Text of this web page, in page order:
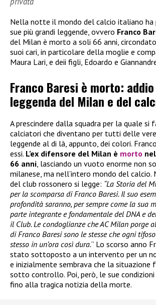
Nella notte il mondo del calcio italiano ha
sue più grandi leggende, ovvero Franco
del Milan è morto a soli 66 anni,
suoi cari, in particolare della moglie e
Maura Lari, e deii figli, Edoardo e
Franco Baresi è morto:
leggenda del Milan e del
A prescindere dalla squadra per la quale si
calciatori che diventano per tutti delle
leggende al di là, appunto, dei colori.
essi. L’ex difensore del Milan è morto
66 anni , lasciando un vuoto enorme non
milanese, ma nell’intero mondo del calcio.
del club rossonero si legge: “La Storia del
per la scomparsa di Franco Baresi. Il suo
profondità saranno, per sempre come la sua
parte integrante e fondamentale del DNA e
il Club. Le condoglianze che AC Milan porge
di Franco Baresi sono le stesse che ogni
stesso in un’ora così dura.” Lo scorso anno
stato sottoposto a un intervento per un
e inizialmente sembrava che la situazione
sotto controllo. Poi, però, le sue
fino alla tragica notizia della morte.